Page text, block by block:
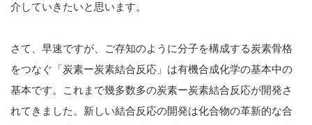
介していきたいと思います。
さて、早速ですが、ご存知のように分子を構成する炭素骨格
をつなぐ「炭素ー炭素結合反応」は有機合成化学の基本中の
基本です。これまで幾多数多の炭素ー炭素結合反応が開発さ
れてきました。新しい結合反応の開発は化合物の革新的な合